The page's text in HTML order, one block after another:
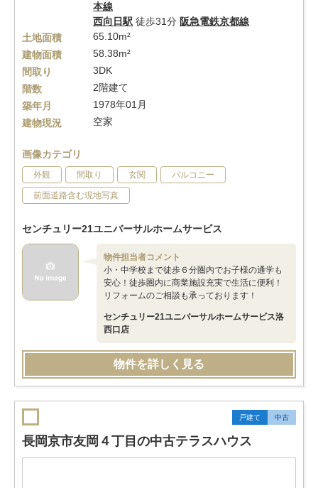
本線
西向日駅 徒歩31分 阪急電鉄京都線
土地面積
65.10m²
建物面積
58.38m²
間取り
3DK
階数
2階建て
築年月
1978年01月
建物現況
空家
画像カテゴリ
外観 間取り 玄関 バルコニー
前面道路含む現地写真
センチュリー21ユニバーサルホームサービス
物件担当者コメント
小・中学校まで徒歩６分圏内でお子様の通学も
安心！徒歩圏内に商業施設充実で生活に便利！
リフォームのご相談も承っております！
センチュリー21ユニバーサルホームサービス洛
西口店
物件を詳しく見る
戸建て 中古
長岡京市友岡４丁目の中古テラスハウス